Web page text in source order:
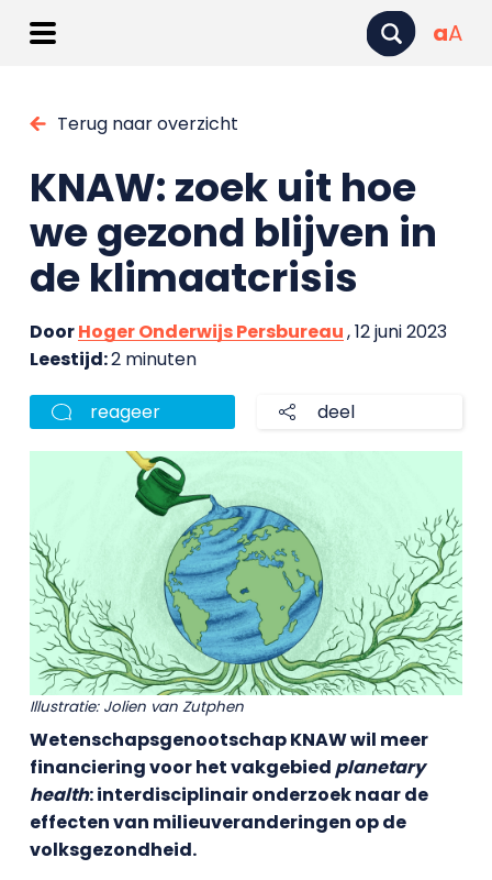
aA
Terug naar overzicht
KNAW: zoek uit hoe
we gezond blijven in
de klimaatcrisis
DoorHoger Onderwijs Persbureau, 12 juni 2023
Leestijd:2 minuten
reageer deel
Illustratie: Jolien van Zutphen
Wetenschapsgenootschap KNAW wil meer
financiering voor het vakgebiedplanetary
health: interdisciplinair onderzoek naar de
effecten van milieuveranderingen op de
volksgezondheid.